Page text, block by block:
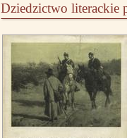
Dziedzictwo literackie